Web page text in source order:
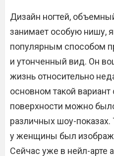
Дизайн ногтей,
занимает особую нишу,
популярным способом
и утонченный вид. Он
жизнь относительно
основном такой
поверхности можно
различных шоу-показах.
у женщины был
Сейчас уже в нейл-арте